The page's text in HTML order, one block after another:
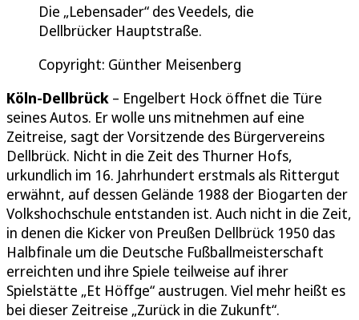
Die „Lebensader“ des Veedels, die
Dellbrücker Hauptstraße.
Copyright: Günther Meisenberg
Köln-Dellbrück – Engelbert Hock öffnet die Türe
seines Autos. Er wolle uns mitnehmen auf eine
Zeitreise, sagt der Vorsitzende des Bürgervereins
Dellbrück. Nicht in die Zeit des Thurner Hofs,
urkundlich im 16. Jahrhundert erstmals als Rittergut
erwähnt, auf dessen Gelände 1988 der Biogarten der
Volkshochschule entstanden ist. Auch nicht in die Zeit,
in denen die Kicker von Preußen Dellbrück 1950 das
Halbfinale um die Deutsche Fußballmeisterschaft
erreichten und ihre Spiele teilweise auf ihrer
Spielstätte „Et Höffge“ austrugen. Viel mehr heißt es
bei dieser Zeitreise „Zurück in die Zukunft“.